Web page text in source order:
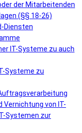
der Mitarbeitenden
(§§ 18-26)
Diensten
IT-Systeme zu auch
Systeme zu
Vernichtung von IT-
Systemen zur